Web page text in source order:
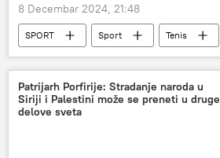
8 Decembar 2024, 21:48
SPORT Sport
Tenis
Novak Đoković
Janik Siner
Patrijarh Porfirije: Stradanje naroda u
Siriji i Palestini može se preneti u druge
delove sveta